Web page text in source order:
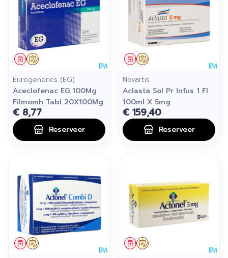
Op voorschrift
Geneesmiddel
Eurogenerics (EG)
Aceclofenac EG 100Mg
Filmomh Tabl 20X100Mg
€ 8,77
Reserveer
Op voorschrift
Geneesmiddel
Novartis
Aclasta Sol Pr Infus 1 Fl
100ml X 5mg
€ 159,40
Reserveer
Op voorschrift
Geneesmiddel Op voorschrift
Geneesmiddel